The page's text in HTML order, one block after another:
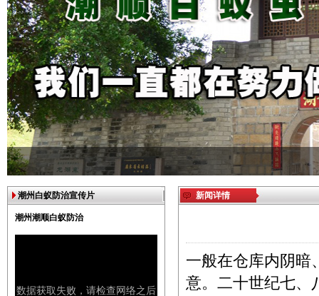
潮州白蚁防治宣传片
潮州潮顺白蚁防治
新闻详情
一般在仓库内阴暗
意。二十世纪七、